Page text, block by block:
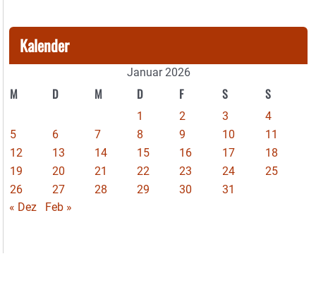
Kalender
Januar 2026
M D M D F S S
1 2 3
4
5
6 7 8 9 10
11
12
13 14 15 16 17
18
19
20 21 22 23 24
25
26
27 28 29 30
31
« Dez
Feb »